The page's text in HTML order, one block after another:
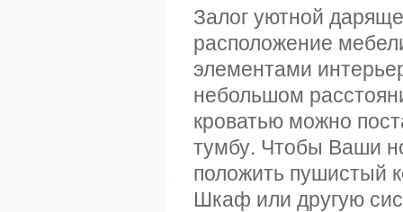
Залог уютной
расположение
элементами
небольшом
кроватью можно
тумбу. Чтобы Ваши
положить пушистый
Шкаф или другую